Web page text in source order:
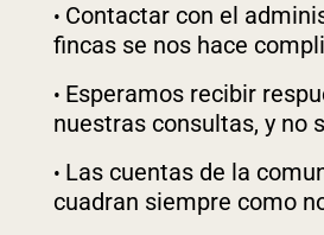
Contactar con el
fincas se nos hace
Esperamos recibir
nuestras consultas, y no
Las cuentas de la
cuadran siempre como